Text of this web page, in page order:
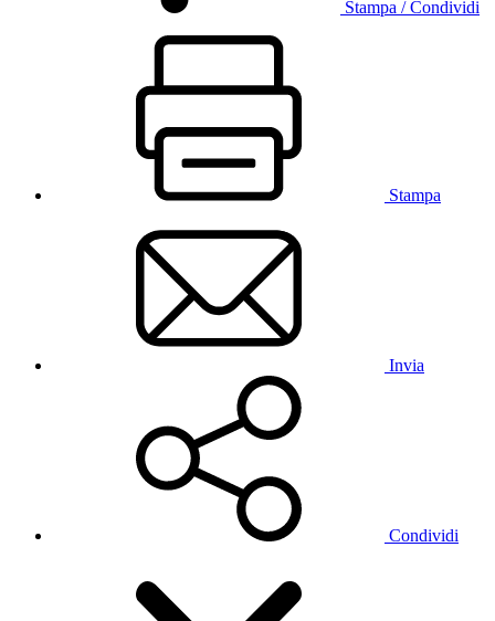
Stampa / Condividi
Stampa
Invia
Condividi